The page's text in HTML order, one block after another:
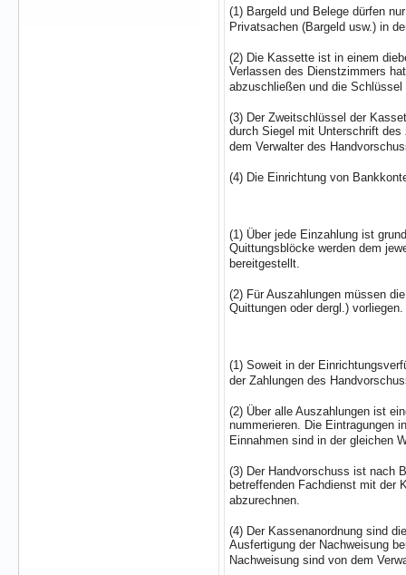
(1) Bargeld und Belege dürfen
Privatsachen (Bargeld usw.) in
(2) Die Kassette ist in einem
Verlassen des Dienstzimmers
abzuschließen und die
(3) Der Zweitschlüssel der
durch Siegel mit Unterschrift
dem Verwalter des
(4) Die Einrichtung von
(1) Über jede Einzahlung ist
Quittungsblöcke werden dem
bereitgestellt.
(2) Für Auszahlungen müssen
Quittungen oder dergl.) vorliegen.
(1) Soweit in der
der Zahlungen des
(2) Über alle Auszahlungen ist
nummerieren. Die Eintragungen
Einnahmen sind in der gleichen
(3) Der Handvorschuss ist nach
betreffenden Fachdienst mit der
abzurechnen.
(4) Der Kassenanordnung sind
Ausfertigung der Nachweisung
Nachweisung sind von dem